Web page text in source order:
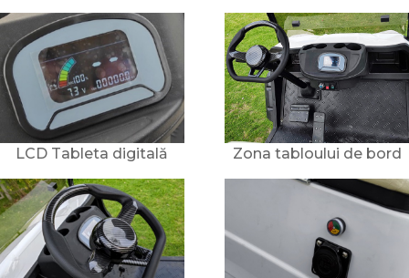
LCD Tableta digitală Zona tabloului de bord